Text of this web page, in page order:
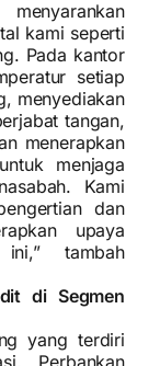
kami seperti
Pada kantor
setiap
menyediakan
tangan,
menerapkan
menjaga
Kami
dan
upaya
tambah
di Segmen
yang terdiri